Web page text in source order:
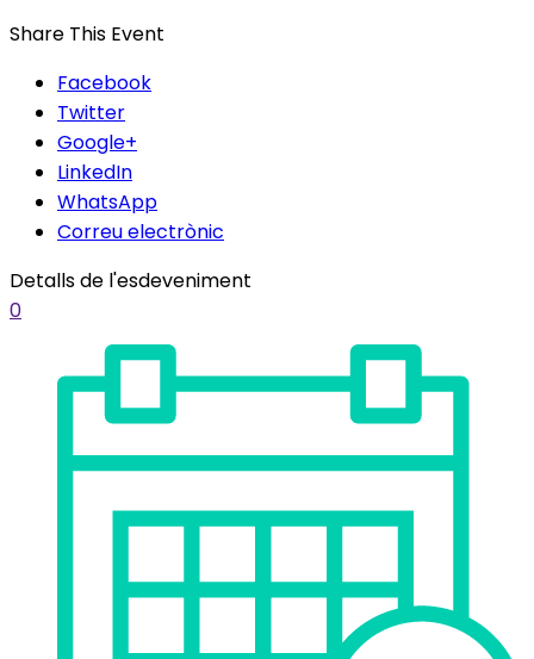
Share This Event
Facebook
Twitter
Google+
LinkedIn
WhatsApp
Correu electrònic
Detalls de l'esdeveniment
0